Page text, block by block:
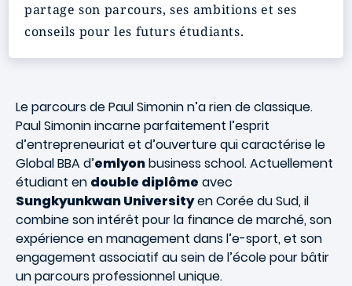
partage son parcours, ses ambitions et ses
conseils pour les futurs étudiants.
Le parcours de Paul Simonin n’a rien de classique.
Paul Simonin incarne parfaitement l’esprit
d’entrepreneuriat et d’ouverture qui caractérise le
Global BBA d’emlyonbusiness school. Actuellement
étudiant en double diplôme avec
Sungkyunkwan Universityen Corée du Sud, il
combine son intérêt pour la finance de marché, son
expérience en management dans l’e-sport, et son
engagement associatif au sein de l’école pour bâtir
un parcours professionnel unique.